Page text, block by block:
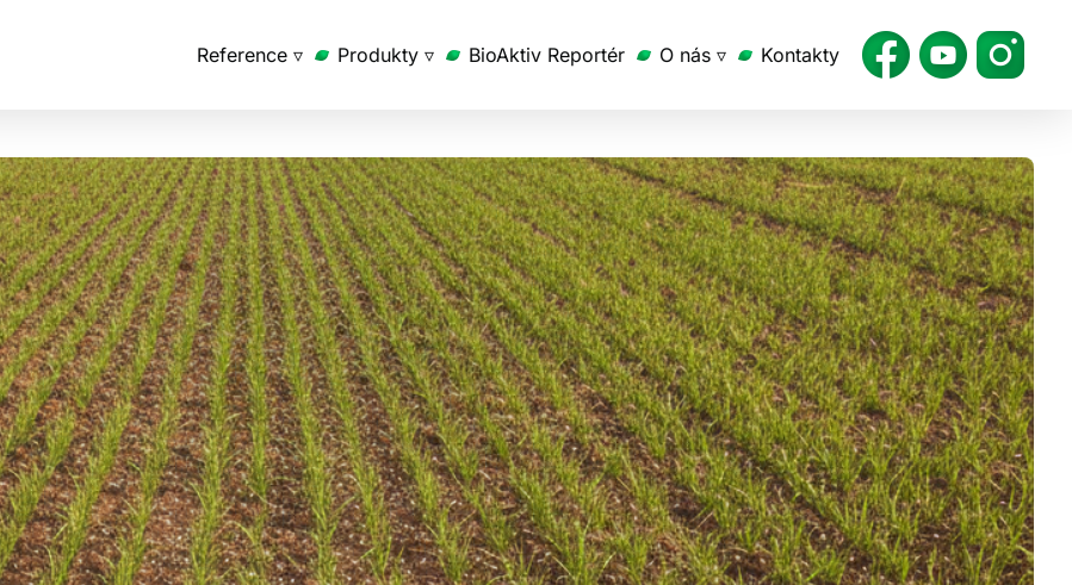
Reference ▿ Produkty ▿ BioAktiv Reportér O nás ▿ Kontakty